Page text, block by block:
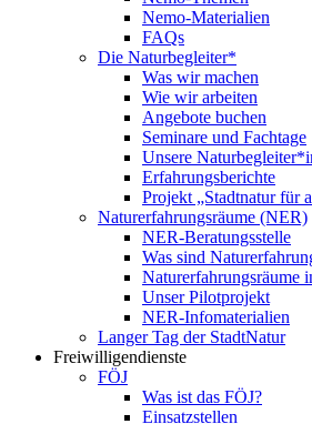
Nemo-Materialien
FAQs
Die Naturbegleiter*
Was wir machen
Wie wir arbeiten
Angebote buchen
Seminare und Fachtage
Unsere
Erfahrungsberichte
Projekt „Stadtnatur für
Naturerfahrungsräume (NER)
NER-Beratungsstelle
Was sind
Naturerfahrungsräume
Unser Pilotprojekt
NER-Infomaterialien
Langer Tag der StadtNatur
Freiwilligendienste
FÖJ
Was ist das FÖJ?
Einsatzstellen